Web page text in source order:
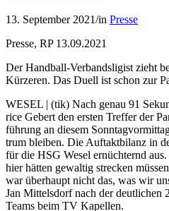
13. September 2021/in Presse
Presse, RP 13.09.2021
Der Hand­ball-Ver­bands­li­gist zieht
Kür­ze­ren. Das Du­ell ist schon zur
WE­SEL | (tik) Nach ge­nau 91
rice Ge­bert den ers­ten Tref­fer der
füh­rung an die­sem
trum blei­ben. Die Auf­takt­bi­lanz in
für die HSG We­sel er­nüch­ternd
hier hät­ten ge­wal­tig stre­cken
war über­haupt nicht das, was wir
Jan Mit­tels­dorf nach der deut­li­chen
Teams beim TV Ka­pel­len.